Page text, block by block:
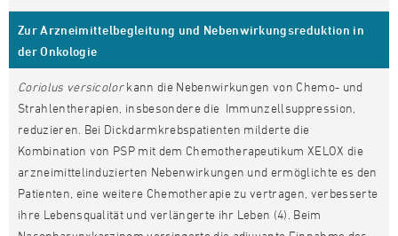
Zur Arzneimittelbegleitung und Nebenwirkungsreduktion in
der Onkologie
Coriolus versicolorkann die Nebenwirkungen von Chemo- und
Strahlentherapien, insbesondere die Immunzellsuppression,
reduzieren. Bei Dickdarmkrebspatienten milderte die
Kombination von PSP mit dem Chemotherapeutikum XELOX die
arzneimittelinduzierten Nebenwirkungen und ermöglichte es den
Patienten, eine weitere Chemotherapie zu vertragen, verbesserte
ihre Lebensqualität und verlängerte ihr Leben (4). Beim